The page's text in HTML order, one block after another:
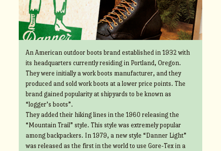
An American outdoor boots brand established in 1932 with
its headquarters currently residing in Portland, Oregon.
They were initially a work boots manufacturer, and they
produced and sold work boots at a lower price points. The
brand gained popularity at shipyards to be known as
“logger’s boots”.
They added their hiking lines in the 1960 releasing the
“Mountain Trail” style. This style was extremely popular
among backpackers. In 1979, a new style “Danner Light”
was released as the first in the world to use Gore-Tex in a